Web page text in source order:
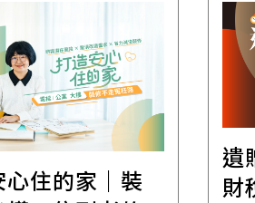
心住的家｜裝
遺
財